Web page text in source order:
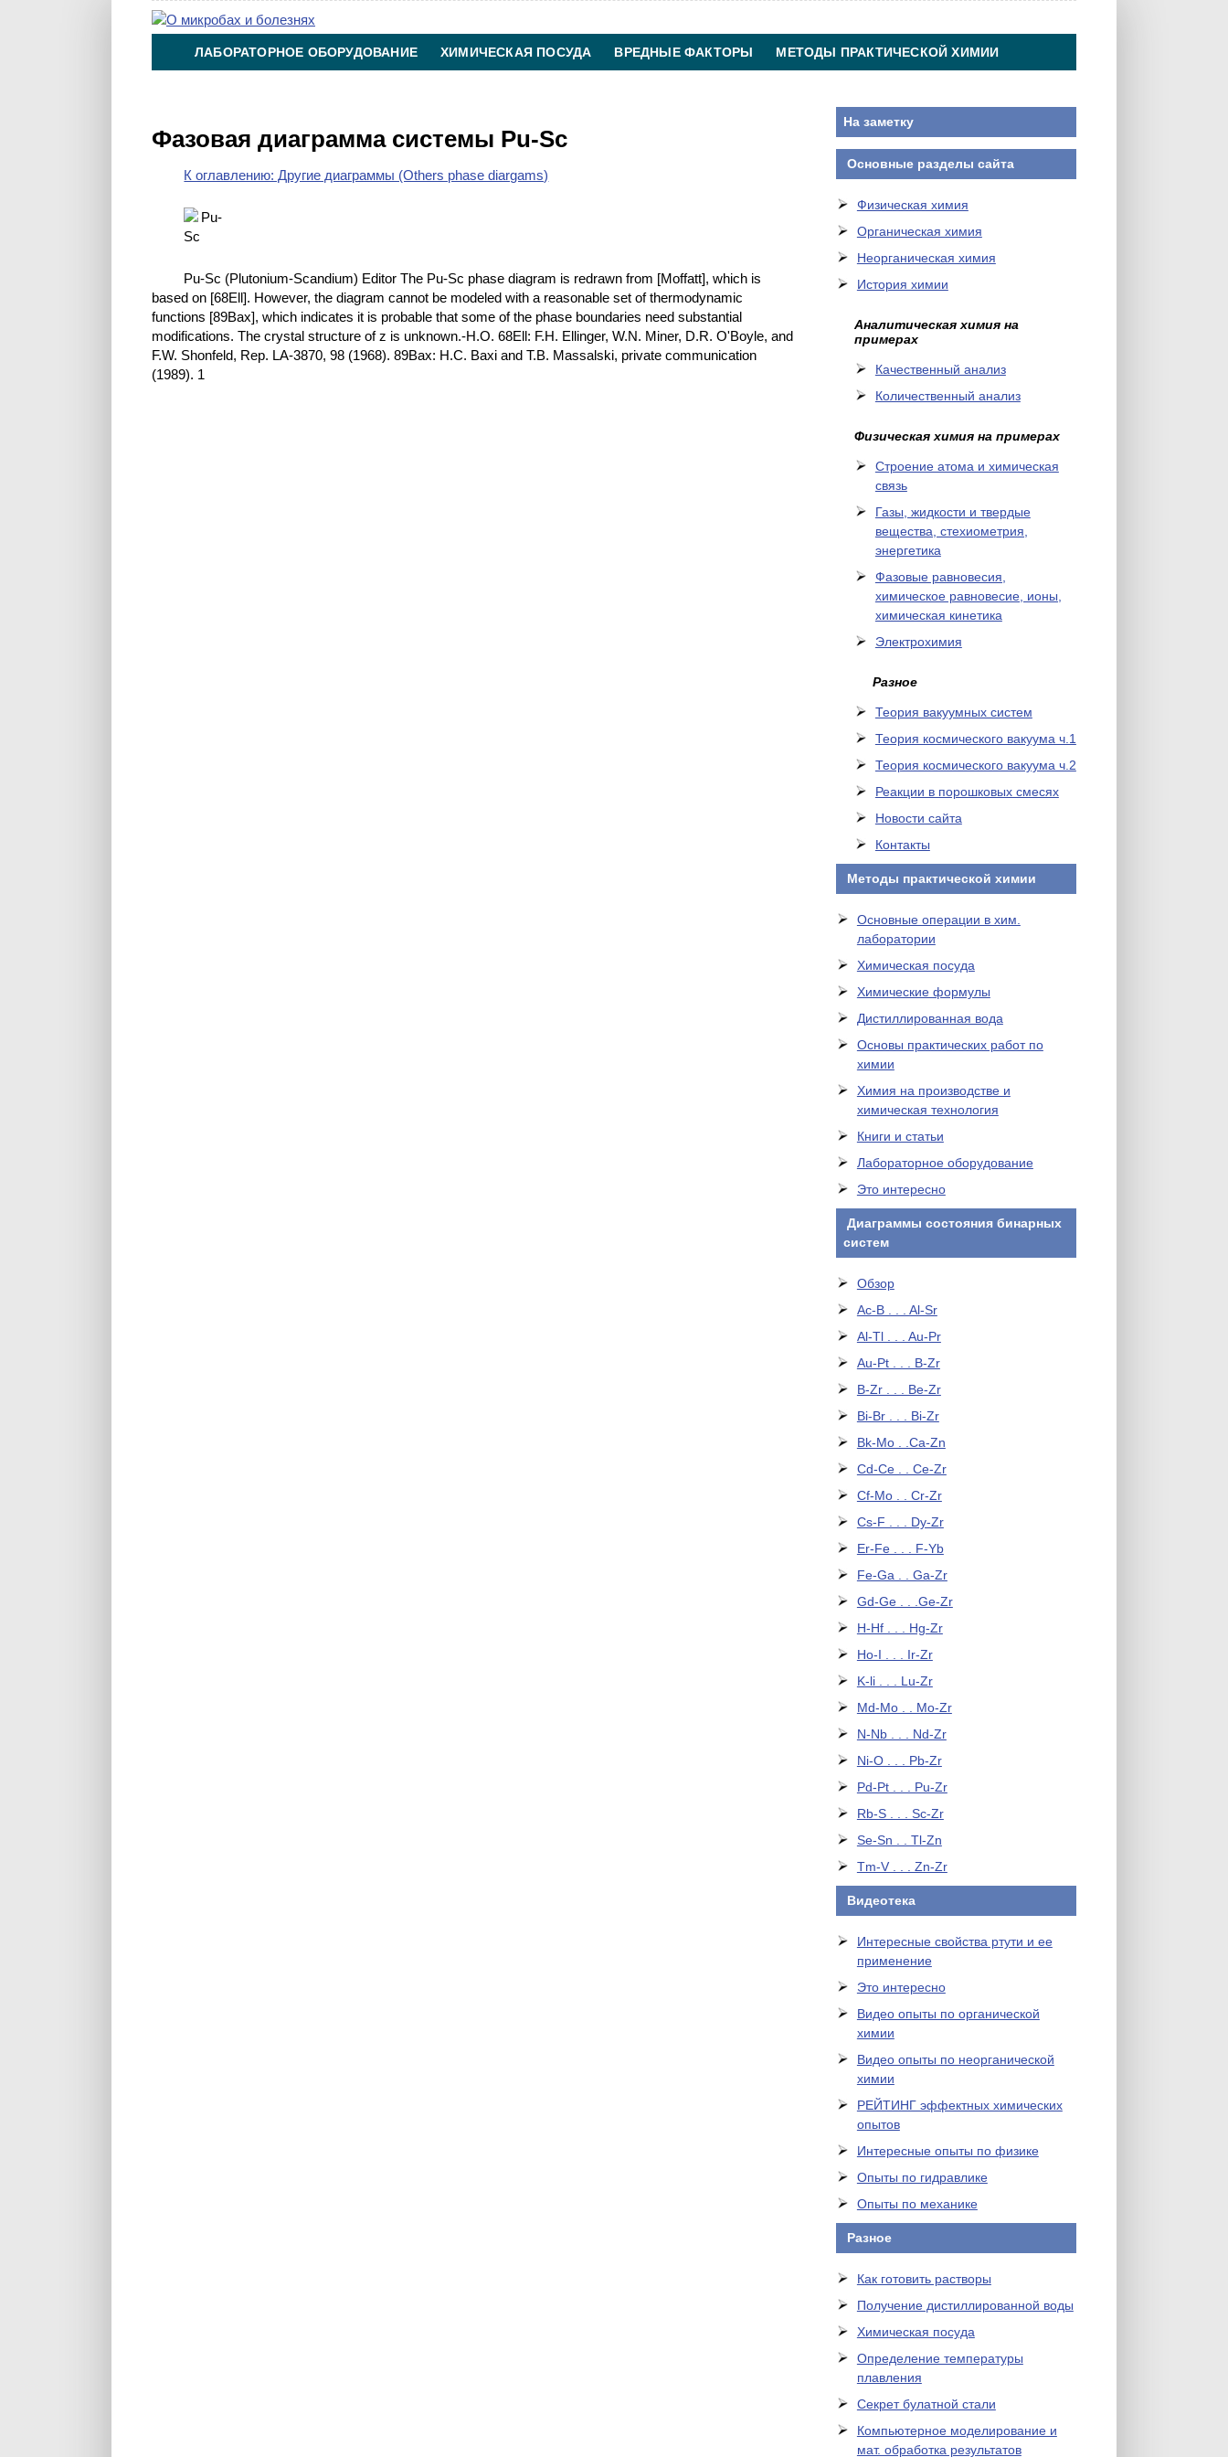
ЛАБОРАТОРНОЕ ОБОРУДОВАНИЕ ХИМИЧЕСКАЯ ПОСУДА ВРЕДНЫЕ ФАКТОРЫ МЕТОДЫ ПРАКТИЧЕСКОЙ ХИМИИ
Фазовая диаграмма системы Pu-Sc
К оглавлению: Другие диаграммы (Others phase diargams)
Pu-Sc (Plutonium-Scandium) Editor The Pu-Sc phase diagram is redrawn from [Moffatt], which is
based on [68Ell]. However, the diagram cannot be modeled with a reasonable set of thermodynamic
functions [89Bax], which indicates it is probable that some of the phase boundaries need substantial
modifications. The crystal structure of z is unknown.-H.O. 68Ell: F.H. Ellinger, W.N. Miner, D.R. O'Boyle, and
F.W. Shonfeld, Rep. LA-3870, 98 (1968). 89Bax: H.C. Baxi and T.B. Massalski, private communication
(1989). 1
На заметку
Основные разделы сайта
Физическая химия
Органическая химия
Неорганическая химия
История химии
Аналитическая химия на
примерах
Качественный анализ
Количественный анализ
Физическая химия на примерах
Cтроение атома и химическая
связь
Газы, жидкости и твердые
вещества, стехиометрия,
энергетика
Фазовые равновесия,
химическое равновесие, ионы,
химическая кинетика
Электрохимия
Разное
Теория вакуумных систем
Теория космического вакуума ч.1
Теория космического вакуума ч.2
Реакции в порошковых смесях
Новости сайта
Контакты
Методы практической химии
Основные операции в хим.
лаборатории
Химическая посуда
Химические формулы
Дистиллированная вода
Основы практических работ по
химии
Химия на производстве и
химическая технология
Книги и статьи
Лабораторное оборудование
Это интересно
Диаграммы состояния бинарных
систем
Обзор
Ac-B . . . Al-Sr
Al-Tl . . . Au-Pr
Au-Pt . . . B-Zr
B-Zr . . . Be-Zr
Bi-Br . . . Bi-Zr
Bk-Mo . .Ca-Zn
Cd-Ce . . Ce-Zr
Cf-Mo . . Cr-Zr
Cs-F . . . Dy-Zr
Er-Fe . . . F-Yb
Fe-Ga . . Ga-Zr
Gd-Ge . . .Ge-Zr
H-Hf . . . Hg-Zr
Ho-I . . . Ir-Zr
K-li . . . Lu-Zr
Md-Mo . . Mo-Zr
N-Nb . . . Nd-Zr
Ni-O . . . Pb-Zr
Pd-Pt . . . Pu-Zr
Rb-S . . . Sc-Zr
Se-Sn . . Tl-Zn
Tm-V . . . Zn-Zr
Видеотека
Интересные свойства ртути и ее
применение
Это интересно
Видео опыты по органической
химии
Видео опыты по неорганической
химии
РЕЙТИНГ эффектных химических
опытов
Интересные опыты по физике
Опыты по гидравлике
Опыты по механике
Разное
Как готовить растворы
Получение дистиллированной воды
Химическая посуда
Определение температуры
плавления
Секрет булатной стали
Компьютерное моделирование и
мат. обработка результатов